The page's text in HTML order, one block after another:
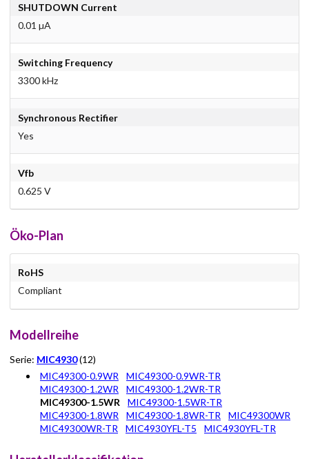
SHUTDOWN Current
0.01 µA
Switching Frequency
3300 kHz
Synchronous Rectifier
Yes
Vfb
0.625 V
Öko-Plan
RoHS
Compliant
Modellreihe
Serie: MIC4930(12)
MIC49300-0.9WR
MIC49300-0.9WR-TR
MIC49300-1.2WR
MIC49300-1.2WR-TR
MIC49300-1.5WR
MIC49300-1.5WR-TR
MIC49300-1.8WR
MIC49300-1.8WR-TR
MIC49300WR
MIC49300WR-TR
MIC4930YFL-T5 MIC4930YFL-TR